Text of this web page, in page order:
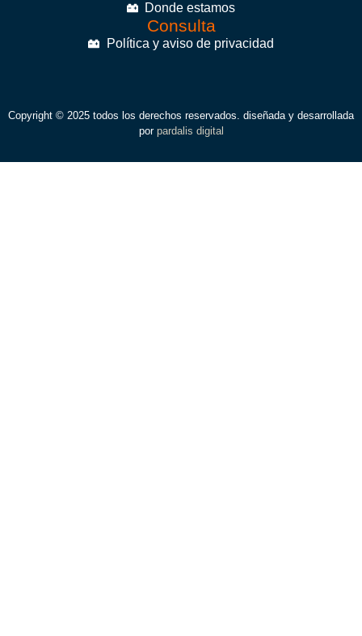
Donde estamos
Consulta
Política y aviso de privacidad
Copyright © 2025 todos los derechos reservados. diseñada y desarrollada
por pardalis digital